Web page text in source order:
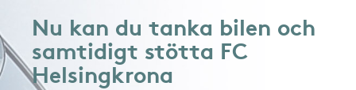
Nu kan du tanka bilen och
samtidigt stötta FC
Helsingkrona